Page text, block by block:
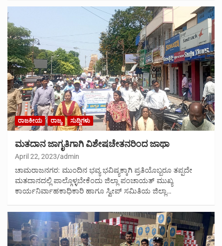
ರಾಜಕೀಯ ರಾಜ್ಯ ಸುದ್ದಿಗಳು
ಮತದಾನ ಜಾಗೃತಿಗಾಗಿ ವಿಶೇಷಚೇತನರಿಂದ ಜಾಥಾ
April 22, 2023 admin
ಚಾಮರಾಜನಗರ: ಮುಂದಿನ ಭವ್ಯ ಭವಿಷ್ಯಕ್ಕಾಗಿ ಪ್ರತಿಯೊಬ್ಬರೂ ತಪ್ಪದೇ
ಮತದಾನದಲ್ಲಿ ಪಾಲ್ಗೊಳ್ಳಬೇಕೆಂದು ಜಿಲ್ಲಾ ಪಂಚಾಯತ್ ಮುಖ್ಯ
ಕಾರ್ಯನಿರ್ವಾಹಕಾಧಿಕಾರಿ ಹಾಗೂ ಸ್ವೀಪ್ ಸಮಿತಿಯ ಜಿಲ್ಲಾ…